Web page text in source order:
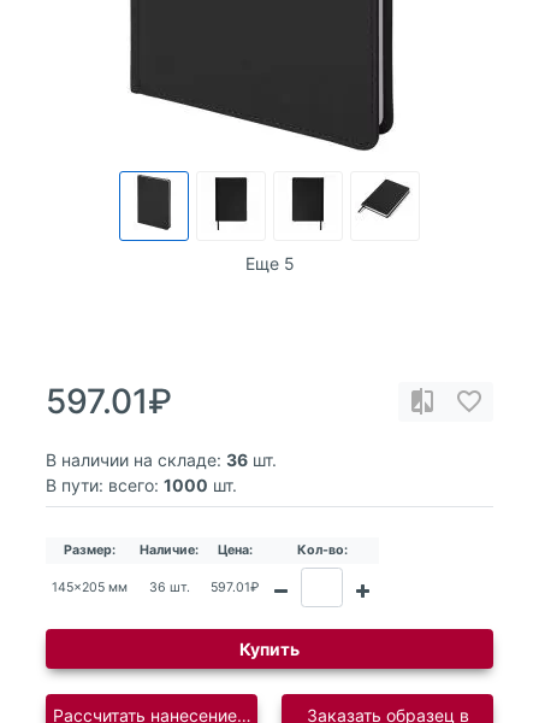
Еще 5
597.01₽
В наличии на складе: 36 шт.
В пути: всего: 1000 шт.
Размер: Наличие: Цена: Кол-во:
145x205 мм 36 шт. 597.01₽
Купить
Рассчитать нанесение логотипаЗаказать образец в